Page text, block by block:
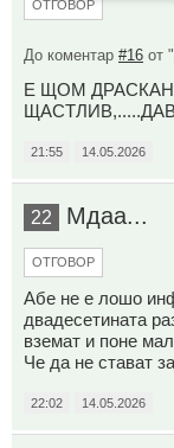
ОТГОВОР
До коментар #16 от
Е ЩОМ
21:55 14.05.2026
22 Мдаа...
ОТГОВОР
Абе не е лошо
двадесетината
вземат и поне
Че да не стават
22:02 14.05.2026